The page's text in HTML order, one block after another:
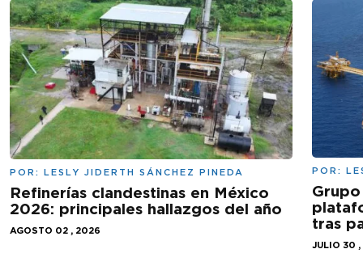
POR: LESLY JIDERTH SÁNCHEZ PINEDA
Refinerías clandestinas en México
2026: principales hallazgos del año
AGOSTO 02 , 2026
POR:
tras
JULIO 30